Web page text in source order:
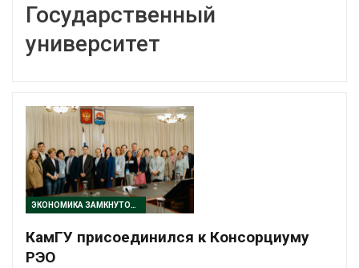
Государственный
университет
ЭКОНОМИКА ЗАМКНУТОГО ЦИКЛА
КамГУ присоединился к Консорциуму
РЭО